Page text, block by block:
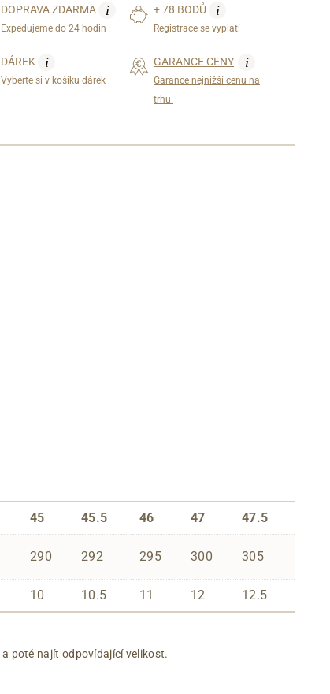
DOPRAVAZDARMA i
Expedujeme do 24 hodin
+ 78 BODŮ i
Registrace se vyplatí
DÁREK i
Vyberte si v košíku dárek
GARANCE CENY i
Garance nejnižší cenu na
trhu.
45 45.5 46 47 47.5
290 292 295 300 305
10 10.5 11 12 12.5
a poté najít odpovídající velikost.